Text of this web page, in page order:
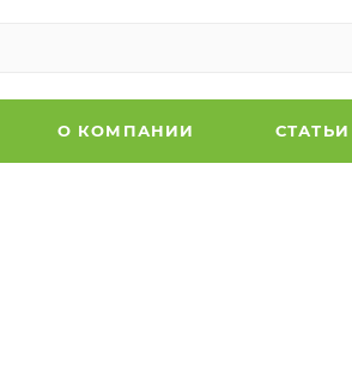
О КОМПАНИИ СТАТЬИ